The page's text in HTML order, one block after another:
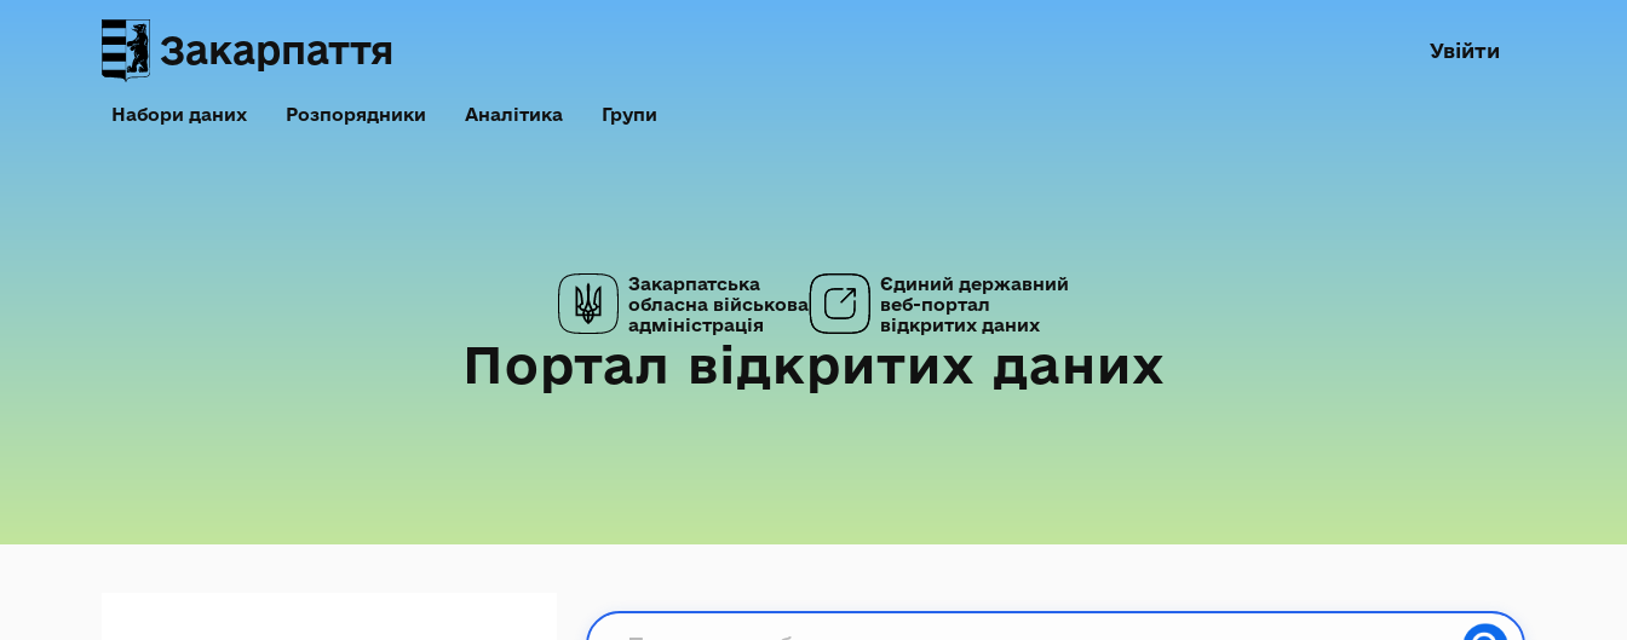
Закарпаття Увійти
Набори даних Розпорядники Аналітика Групи
Закарпатська
обласна військова
адміністрація
Єдиний державний
веб-портал
відкритих даних
Портал відкритих даних